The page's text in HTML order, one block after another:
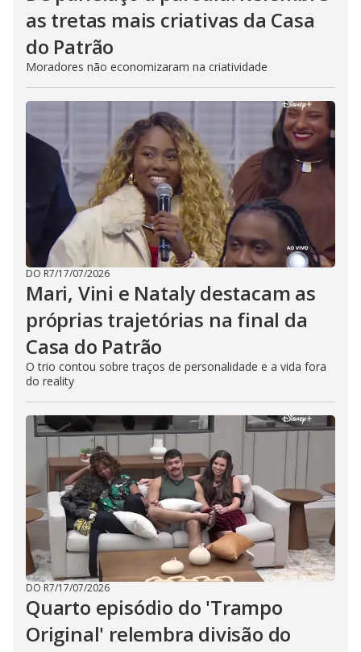
as tretas mais criativas da Casa
do Patrão
Moradores não economizaram na criatividade
DO R7/17/07/2026
Mari, Vini e Nataly destacam as
próprias trajetórias na final da
Casa do Patrão
O trio contou sobre traços de personalidade e a vida fora
do reality
DO R7/17/07/2026
Quarto episódio do 'Trampo
Original' relembra divisão do